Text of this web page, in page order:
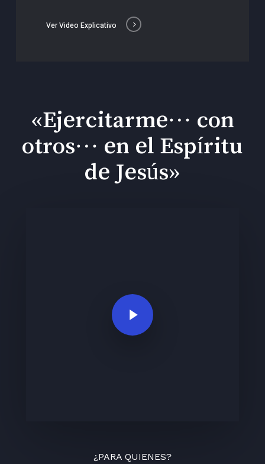
Ver Video Explicativo
«Ejercitarme… con
otros… en el Espíritu
de Jesús»
Play Video
¿PARA QUIENES?